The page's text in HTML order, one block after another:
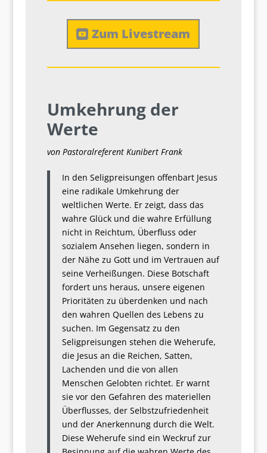
Zum Livestream
Umkehrung der
Werte
von Pastoralreferent Kunibert Frank
In den Seligpreisungen offenbart Jesus
eine radikale Umkehrung der
weltlichen Werte. Er zeigt, dass das
wahre Glück und die wahre Erfüllung
nicht in Reichtum, Überfluss oder
sozialem Ansehen liegen, sondern in
der Nähe zu Gott und im Vertrauen auf
seine Verheißungen. Diese Botschaft
fordert uns heraus, unsere eigenen
Prioritäten zu überdenken und nach
den wahren Quellen des Lebens zu
suchen. Im Gegensatz zu den
Seligpreisungen stehen die Weherufe,
die Jesus an die Reichen, Satten,
Lachenden und die von allen
Menschen Gelobten richtet. Er warnt
sie vor den Gefahren des materiellen
Überflusses, der Selbstzufriedenheit
und der Anerkennung durch die Welt.
Diese Weherufe sind ein Weckruf zur